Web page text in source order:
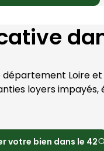
département Loire et
loyers
votre bien dans le 42